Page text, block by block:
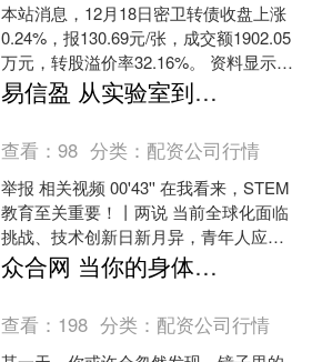
本站消息，12月18日密卫转债收盘上涨
0.24%，报130.69元/张，成交额1902.05
万元，转股溢价率32.16%。 资料显示，
密卫转债信用级别为“AA-....易信盈 从实验室到公众认知：科学教育让“理性之光”照耀未来丨两说
查看：98 分类： 配资公司行情
举报 相关视频 00'43'' 在我看来，STEM
教育至关重要！丨两说 当前全球化面临
挑战、技术创新日新月异，青年人应该
做好哪些准备？又....
众合网 当你的身体有了这些感觉，可能是宝宝在“安家”
查看： 198 分类： 配资公司行情